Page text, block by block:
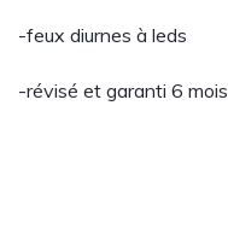
-feux diurnes à leds
-révisé et garanti 6 mois